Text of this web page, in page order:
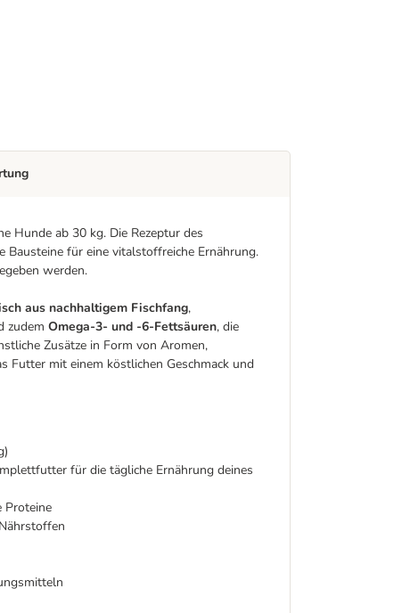
Hunde ab 30 kg. Die Rezeptur des
Bausteine für eine vitalstoffreiche Ernährung.
werden.
aus nachhaltigem Fischfang,
zudem Omega-3- und -6-Fettsäuren, die
Zusätze in Form von Aromen,
Futter mit einem köstlichen Geschmack und
für die tägliche Ernährung deines
Proteine